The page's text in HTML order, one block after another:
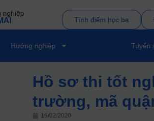
nghiệp
Tính điểm học bạ
Hướng nghiệp Tuyển
Hồ sơ thi tốt
trường, mã
16/02/2020